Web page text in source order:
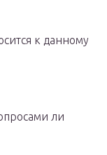
к данному
ли